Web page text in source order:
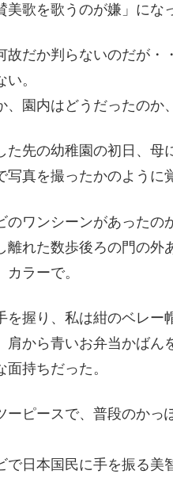
美歌を歌うのが嫌」にな
故だか判らないのだが・
。
、園内はどうだったのか
た先の幼稚園の初日、
写真を撮ったかのように
のワンシーンがあったの
離れた数歩後ろの門の外
ラーで。
を握り、私は紺のベレ
肩から青いお弁当かばん
持ちだった。
ーピースで、普段のか
で日本国民に手を振る美